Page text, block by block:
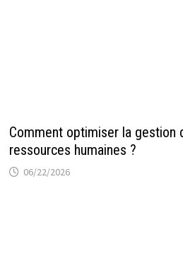
Comment optimiser la gestion
ressources humaines ?
06/22/2026